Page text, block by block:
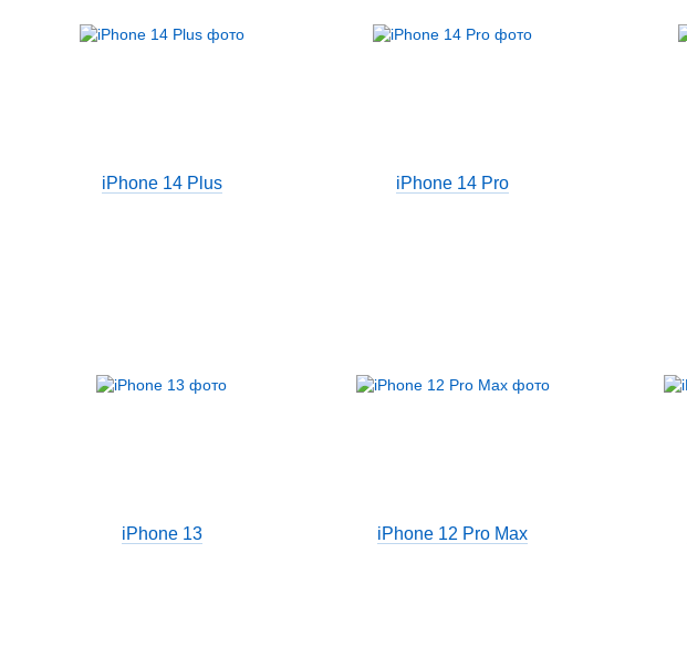
iPhone 14 Plus iPhone 14 Pro
iPhone 13 iPhone 12 Pro Max